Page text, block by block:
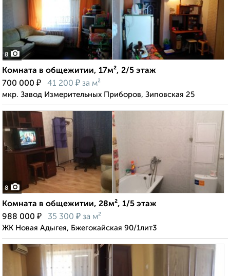
8
Комната в общежитии, 17м², 2/5 этаж
700 000 ₽ 41 200 ₽ за м²
мкр. Завод Измерительных Приборов, Зиповская 25
8
Комната в общежитии, 28м², 1/5 этаж
988 000 ₽ 35 300 ₽ за м²
ЖК Новая Адыгея, Бжегокайская 90/1лит3